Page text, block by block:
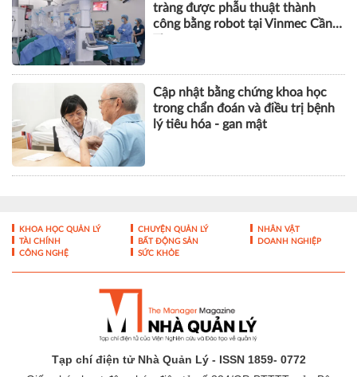
tràng được phẫu thuật thành
công bằng robot tại Vinmec Cần
Cập nhật bằng chứng khoa học
trong chẩn đoán và điều trị bệnh
lý tiêu hóa - gan mật
KHOA HỌC QUẢN LÝ CHUYỆN QUẢN LÝ
NHÂN VẬT
TÀI CHÍNH
BẤT ĐỘNG SẢN
DOANH NGHIỆP
CÔNG NGHỆ
SỨC KHỎE
Tạp chí điện tử Nhà Quản Lý - ISSN 1859- 0772